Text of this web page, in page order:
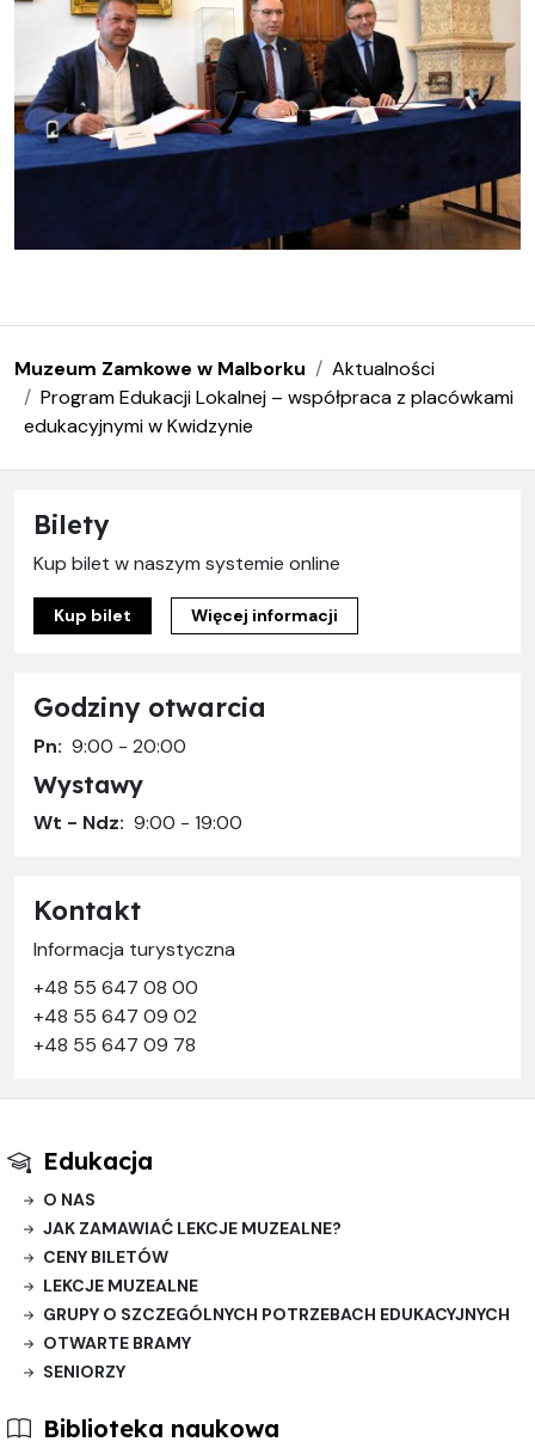
Muzeum Zamkowe w Malborku
Aktualności
Program Edukacji Lokalnej – współpraca z placówkami
edukacyjnymi w Kwidzynie
Bilety
Kup bilet w naszym systemie online
Kup bilet Więcej informacji
Godziny otwarcia
Pn: 9:00 - 20:00
Wystawy
Wt - Ndz: 9:00 - 19:00
Kontakt
Informacja turystyczna
+48 55 647 08 00
+48 55 647 09 02
+48 55 647 09 78
Edukacja
O NAS
JAK ZAMAWIAĆ LEKCJE MUZEALNE?
CENY BILETÓW
LEKCJE MUZEALNE
GRUPY O SZCZEGÓLNYCH POTRZEBACH EDUKACYJNYCH
OTWARTE BRAMY
SENIORZY
Biblioteka naukowa